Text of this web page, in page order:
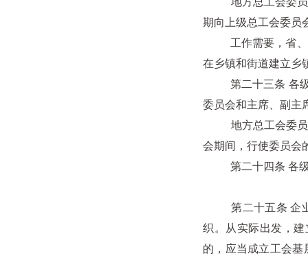
期向上级总工会委员
工作需要，省、自
在乡镇和街道建立乡
第二十三条 各级地
委员会和主席、副主
地方总工会委员会
会期间，行使委员会
第二十四条 各级
第二十五条 企业
织。从实际出发，
的，应当成立工会